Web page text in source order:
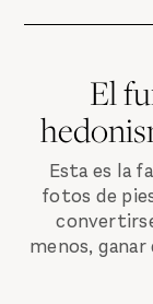
El
Esta es la
fotos de
menos,